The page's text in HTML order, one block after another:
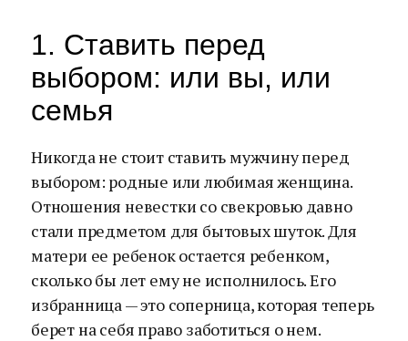
1. Ставить перед
выбором: или вы, или
семья
Никогда не стоит ставить мужчину перед
выбором: родные или любимая женщина.
Отношения невестки со свекровью давно
стали предметом для бытовых шуток. Для
матери ее ребенок остается ребенком,
сколько бы лет ему не исполнилось. Его
избранница — это соперница, которая теперь
берет на себя право заботиться о нем.